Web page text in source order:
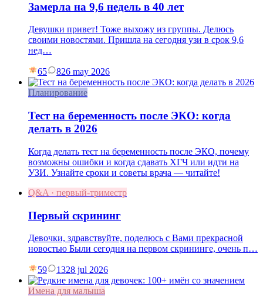
Замерла на 9,6 недель в 40 лет
Девушки привет! Тоже выхожу из группы. Делюсь
своими новостями. Пришла на сегодня узи в срок 9,6
нед…
65 826 may 2026
Планирование
Тест на беременность после ЭКО: когда
делать в 2026
Когда делать тест на беременность после ЭКО, почему
возможны ошибки и когда сдавать ХГЧ или идти на
УЗИ. Узнайте сроки и советы врача — читайте!
Q&A · первый-триместр
Первый скрининг
Девочки, здравствуйте, поделюсь с Вами прекрасной
новостью Были сегодня на первом скрининге, очень п…
59 1328 jul 2026
Имена для малыша